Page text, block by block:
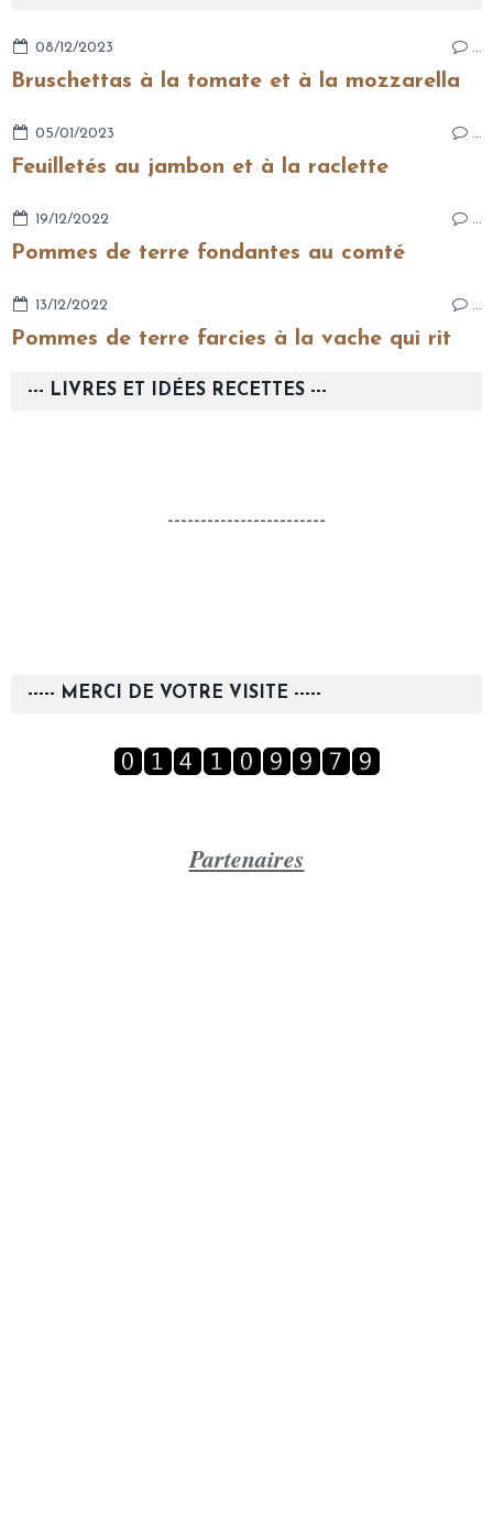
08/12/2023 …
Bruschettas à la tomate et à la mozzarella
05/01/2023 …
Feuilletés au jambon et à la raclette
19/12/2022 …
Pommes de terre fondantes au comté
13/12/2022
Pommes de terre farcies à la vache qui rit
--- LIVRES ET IDÉES RECETTES ---
------------------------
----- MERCI DE VOTRE VISITE -----
Partenaires